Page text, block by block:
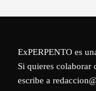
ExPERPENTO es
Si quieres colaborar
escribe a